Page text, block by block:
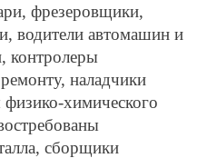
фрезеровщики,
водители автомашин и
контролеры
наладчики
химического
сборщики